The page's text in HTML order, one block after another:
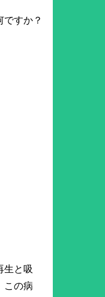
生と吸
この病